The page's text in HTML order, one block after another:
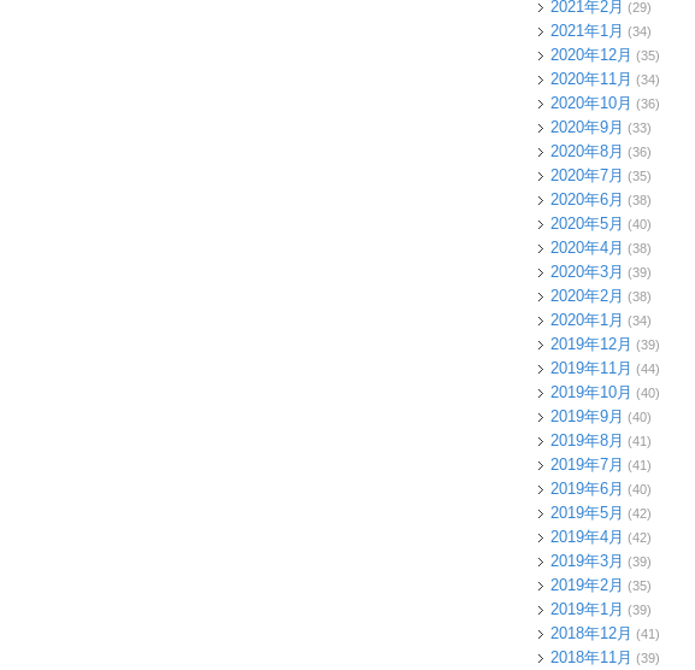
2021年2月 (29)
2021年1月 (34)
2020年12月 (35)
2020年11月 (34)
2020年10月 (36)
2020年9月 (33)
2020年8月 (36)
2020年7月 (35)
2020年6月 (38)
2020年5月 (40)
2020年4月 (38)
2020年3月 (39)
2020年2月 (38)
2020年1月 (34)
2019年12月 (39)
2019年11月 (44)
2019年10月 (40)
2019年9月 (40)
2019年8月 (41)
2019年7月 (41)
2019年6月 (40)
2019年5月 (42)
2019年4月 (42)
2019年3月 (39)
2019年2月 (35)
2019年1月 (39)
2018年12月 (41)
2018年11月 (39)